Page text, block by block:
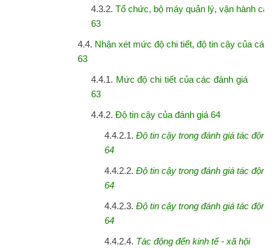
4.3.2.Tổ chức, bộ máy quản lý, vận hành
63
4.4. Nhận xét mức độ chi tiết, độ tin cậy của các
63
4.4.1. Mức độ chi tiết của các đánh giá
63
4.4.2.Độ tin cậy của đánh giá 64
4.4.2.1.Độ tin cậy trong đánh giá tác động
64
4.4.2.2.Độ tin cậy trong đánh giá tác động
64
4.4.2.3.Độ tin cậy trong đánh giá tác động
64
4.4.2.4. Tác động đến kinh tế - xã hội